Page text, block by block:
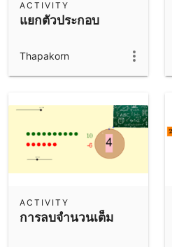
แยกตัวประกอบ
ACTIVITY
Thapakorn
การลบจำนวนเต็ม
ACTIVITY